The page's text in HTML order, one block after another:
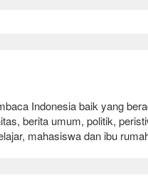
Indonesia baik yang
berita umum, politik,
mahasiswa dan ibu